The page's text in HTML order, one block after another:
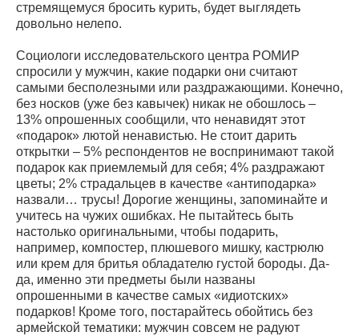
стремящемуся бросить курить, будет выглядеть
довольно нелепо.
Социологи исследовательского центра РОМИР
спросили у мужчин, какие подарки они считают
самыми бесполезными или раздражающими. Конечно,
без носков (уже без кавычек) никак не обошлось –
13% опрошенных сообщили, что ненавидят этот
«подарок» лютой ненавистью. Не стоит дарить
открытки – 5% респондентов не воспринимают такой
подарок как приемлемый для себя; 4% раздражают
цветы; 2% страдальцев в качестве «антиподарка»
назвали… трусы! Дорогие женщины, запоминайте и
учитесь на чужих ошибках. Не пытайтесь быть
настолько оригинальными, чтобы подарить,
например, компостер, плюшевого мишку, кастрюлю
или крем для бритья обладателю густой бороды. Да-
да, именно эти предметы были названы
опрошенными в качестве самых «идиотских»
подарков! Кроме того, постарайтесь обойтись без
армейской тематики: мужчин совсем не радуют